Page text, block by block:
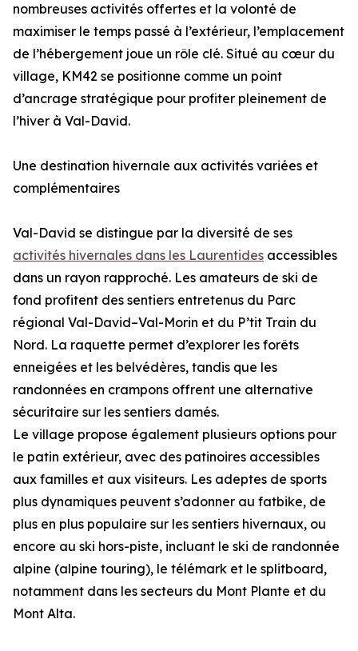
nombreuses activités offertes et la volonté de
maximiser le temps passé à l’extérieur, l’emplacement
de l’hébergement joue un rôle clé. Situé au cœur du
village, KM42 se positionne comme un point
d’ancrage stratégique pour profiter pleinement de
l’hiver à Val-David.
Une destination hivernale aux activités variées et
complémentaires
Val-David se distingue par la diversité de ses
activités hivernales dans les Laurentides accessibles
dans un rayon rapproché. Les amateurs de ski de
fond profitent des sentiers entretenus du Parc
régional Val-David–Val-Morin et du P’tit Train du
Nord. La raquette permet d’explorer les forêts
enneigées et les belvédères, tandis que les
randonnées en crampons offrent une alternative
sécuritaire sur les sentiers damés.
Le village propose également plusieurs options pour
le patin extérieur, avec des patinoires accessibles
aux familles et aux visiteurs. Les adeptes de sports
plus dynamiques peuvent s’adonner au fatbike, de
plus en plus populaire sur les sentiers hivernaux, ou
encore au ski hors-piste, incluant le ski de randonnée
alpine (alpine touring), le télémark et le splitboard,
notamment dans les secteurs du Mont Plante et du
Mont Alta.